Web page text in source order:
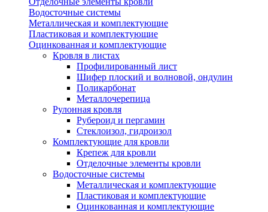
Водосточные системы
Металлическая и комплектующие
Пластиковая и комплектующие
Оцинкованная и комплектующие
Кровля в листах
Профилированный лист
Шифер плоский и волновой, ондулин
Поликарбонат
Металлочерепица
Рулонная кровля
Рубероид и пергамин
Стеклоизол, гидроизол
Комплектующие для кровли
Крепеж для кровли
Отделочные элементы кровли
Водосточные системы
Металлическая и комплектующие
Пластиковая и комплектующие
Оцинкованная и комплектующие